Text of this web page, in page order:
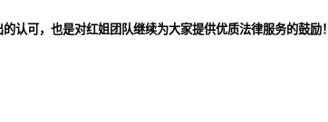
认可，也是对红姐团队继续为大家提供优质法律服务的鼓励！